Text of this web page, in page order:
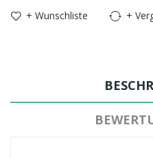
+ Wunschliste +